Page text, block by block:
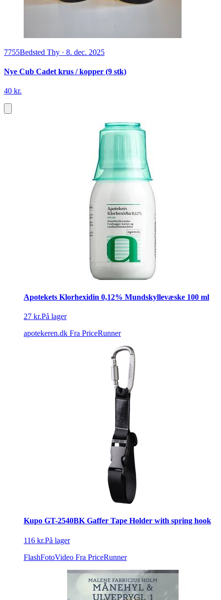
7755Bedsted Thy · 8. dec. 2025
Nye Cub Cadet krus / kopper (9 stk)
40 kr.
Apotekets Klorhexidin 0,12% Mundskyllevæske 100 ml
27 kr.På lager
apotekeren.dk Fra PriceRunner
Kupo GT-2540BK Gaffer Tape Holder with spring hook
116 kr.På lager
FlashFotoVideo Fra PriceRunner